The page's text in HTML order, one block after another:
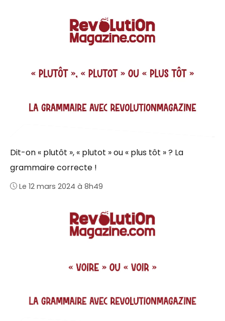
Dit-on « plutôt », « plutot » ou « plus tôt » ? La
grammaire correcte !
Le 12 mars 2024 à 8h49